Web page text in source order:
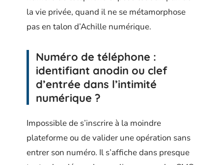
la vie privée, quand il ne se métamorphose
pas en talon d’Achille numérique.
Numéro de téléphone :
identifiant anodin ou clef
d’entrée dans l’intimité
numérique ?
Impossible de s’inscrire à la moindre
plateforme ou de valider une opération sans
entrer son numéro. Il s’affiche dans presque